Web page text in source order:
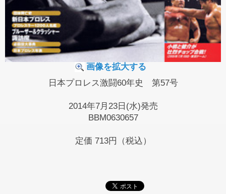
画像を拡大する
日本プロレス激闘60年史 第57号
2014年7月23日(水)発売
BBM0630657
定価 713円（税込）